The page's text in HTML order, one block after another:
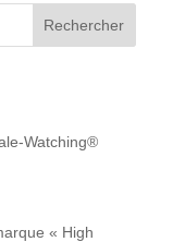
Rechercher
Watching®
« High